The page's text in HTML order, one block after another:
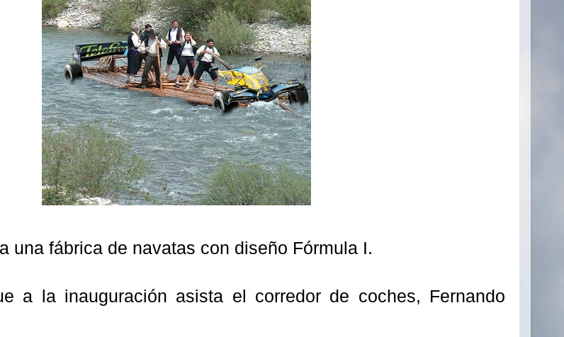
una fábrica de navatas con diseño Fórmula I.
a la inauguración asista el corredor de coches, Fernando